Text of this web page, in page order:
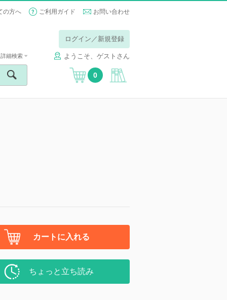
の方へ ご利用ガイド お問い合わせ
ログイン／新規登録
ようこそ、ゲストさん
詳細検索
0
カートに入れる
ちょっと立ち読み